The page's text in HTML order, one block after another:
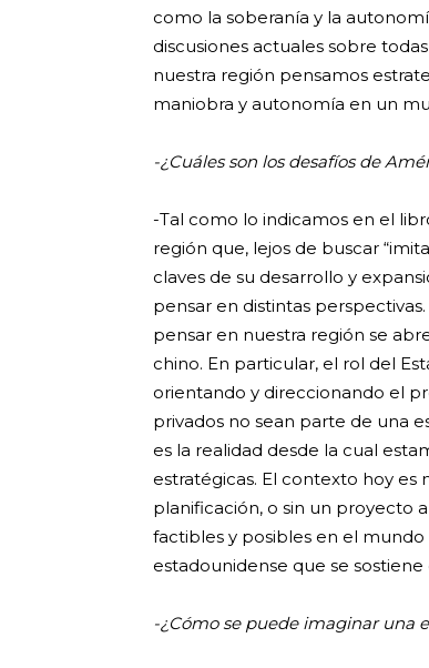
como la soberanía y la
discusiones actuales sobre
nuestra región pensamos
maniobra y autonomía en un
-¿Cuáles son los desafíos de
-Tal como lo indicamos en el
región que, lejos de buscar
claves de su desarrollo y
pensar en distintas
pensar en nuestra región se
chino. En particular, el rol del
orientando y direccionando el
privados no sean parte de una
es la realidad desde la cual
estratégicas. El contexto hoy es
planificación, o sin un proyecto
factibles y posibles en el
estadounidense que se
-¿Cómo se puede imaginar una